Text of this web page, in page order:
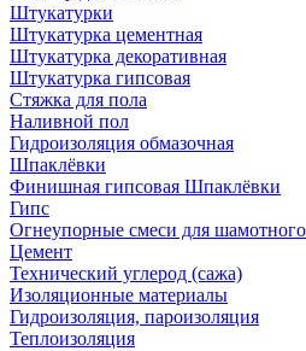
Штукатурки
Штукатурка цементная
Штукатурка декоративная
Штукатурка гипсовая
Стяжка для пола
Наливной пол
Гидроизоляция обмазочная
Шпаклёвки
Финишная гипсовая Шпаклёвки
Гипс
Огнеупорные смеси для
Цемент
Технический углерод (сажа)
Изоляционные материалы
Гидроизоляция, пароизоляция
Теплоизоляция